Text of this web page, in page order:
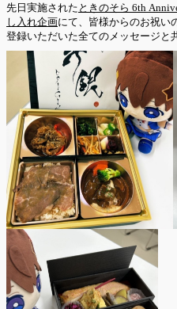
先日実施された ときのそら 6th
し入れ企画にて、皆様からのお祝い
登録いただいた全てのメッセージと